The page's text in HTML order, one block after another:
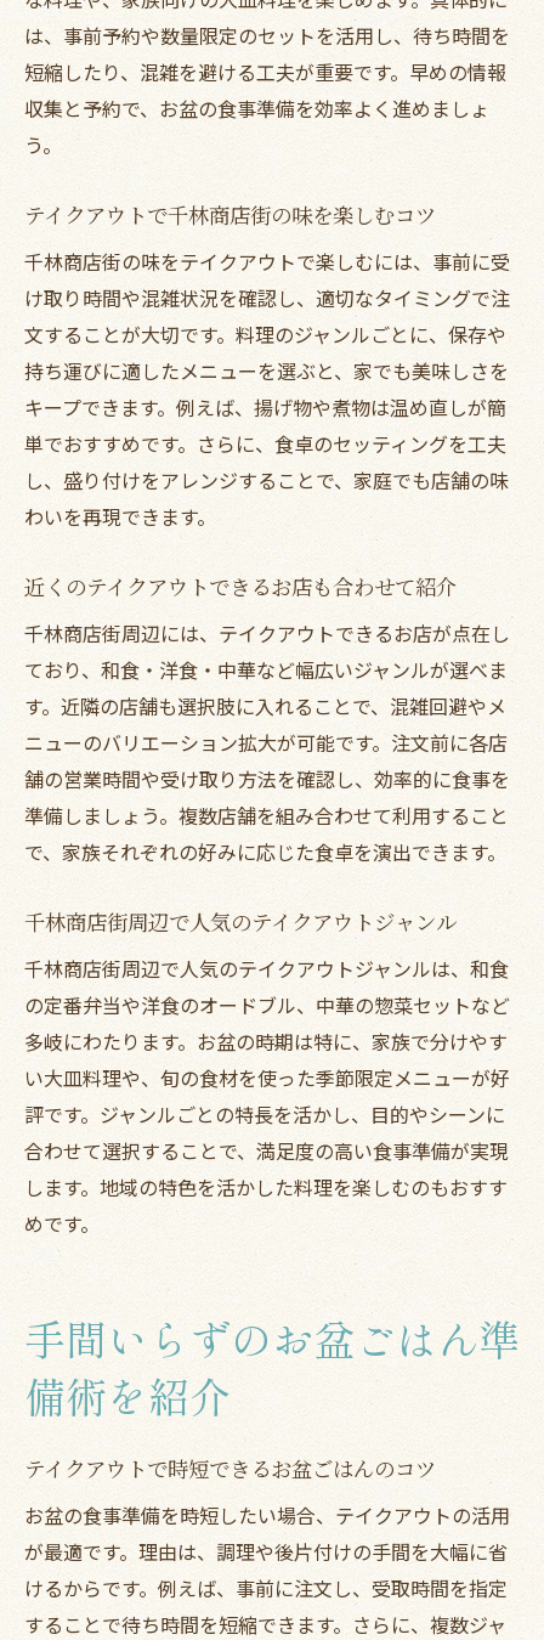
は、事前予約や数量限定のセットを活用し、待ち時間を
短縮したり、混雑を避ける工夫が重要です。早めの情報
収集と予約で、お盆の食事準備を効率よく進めましょ
う。
テイクアウトで千林商店街の味を楽しむコツ
千林商店街の味をテイクアウトで楽しむには、事前に受
け取り時間や混雑状況を確認し、適切なタイミングで注
文することが大切です。料理のジャンルごとに、保存や
持ち運びに適したメニューを選ぶと、家でも美味しさを
キープできます。例えば、揚げ物や煮物は温め直しが簡
単でおすすめです。さらに、食卓のセッティングを工夫
し、盛り付けをアレンジすることで、家庭でも店舗の味
わいを再現できます。
近くのテイクアウトできるお店も合わせて紹介
千林商店街周辺には、テイクアウトできるお店が点在し
ており、和食・洋食・中華など幅広いジャンルが選べま
す。近隣の店舗も選択肢に入れることで、混雑回避やメ
ニューのバリエーション拡大が可能です。注文前に各店
舗の営業時間や受け取り方法を確認し、効率的に食事を
準備しましょう。複数店舗を組み合わせて利用すること
で、家族それぞれの好みに応じた食卓を演出できます。
千林商店街周辺で人気のテイクアウトジャンル
千林商店街周辺で人気のテイクアウトジャンルは、和食
の定番弁当や洋食のオードブル、中華の惣菜セットなど
多岐にわたります。お盆の時期は特に、家族で分けやす
い大皿料理や、旬の食材を使った季節限定メニューが好
評です。ジャンルごとの特長を活かし、目的やシーンに
合わせて選択することで、満足度の高い食事準備が実現
します。地域の特色を活かした料理を楽しむのもおすす
めです。
手間いらずのお盆ごはん準
備術を紹介
テイクアウトで時短できるお盆ごはんのコツ
お盆の食事準備を時短したい場合、テイクアウトの活用
が最適です。理由は、調理や後片付けの手間を大幅に省
けるからです。例えば、事前に注文し、受取時間を指定
することで待ち時間を短縮できます。さらに、複数ジャ